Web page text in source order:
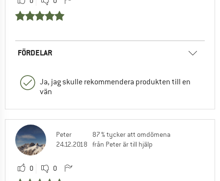
FÖRDELAR
Ja, jag skulle rekommendera produkten till en
vän
Peter
24.12.2018
87 % tycker att omdömena
från Peter är till hjälp
0 0